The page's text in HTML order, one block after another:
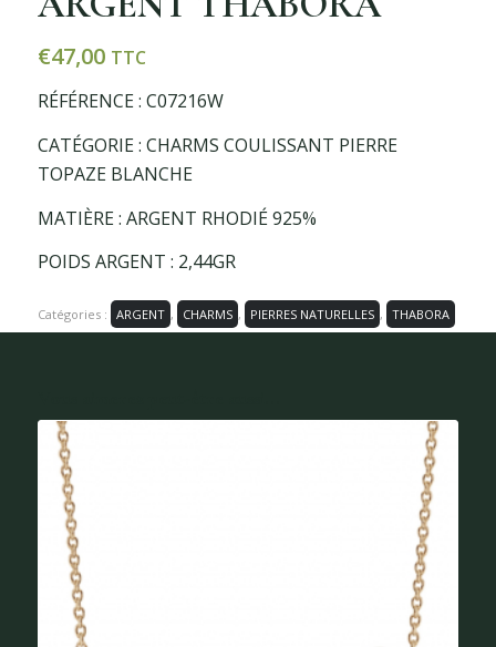
€47,00 TTC
RÉFÉRENCE : C07216W
CATÉGORIE : CHARMS COULISSANT PIERRE
TOPAZE BLANCHE
MATIÈRE : ARGENT RHODIÉ 925%
POIDS ARGENT : 2,44GR
Catégories : ARGENT , CHARMS , PIERRES NATURELLES , THABORA